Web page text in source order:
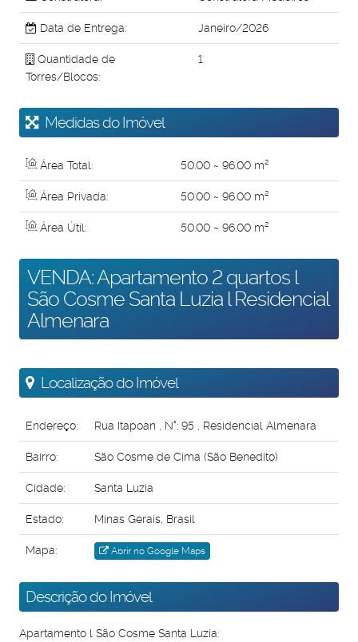
Data de Entrega: Janeiro/2026
Quantidade de
Torres/Blocos:
1
Medidas do Imóvel
Área Total: 50.00 ~ 96.00 m²
Área Privada: 50.00 ~ 96.00 m²
Área Útil: 50.00 ~ 96.00 m²
VENDA: Apartamento 2 quartos l
São Cosme Santa Luzia l Residencial
Almenara
Localização do Imóvel
Endereço: Rua Itapoan N°: 95 Residencial Almenara
Bairro: São Cosme de Cima (São Benedito)
Cidade: Santa Luzia
Estado: Minas Gerais, Brasil
Mapa: Abrir no Google Maps
Descrição do Imóvel
Apartamento l São Cosme Santa Luzia: